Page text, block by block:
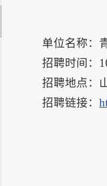
单位名称：
招聘时间：
招聘地点：
招聘链接：